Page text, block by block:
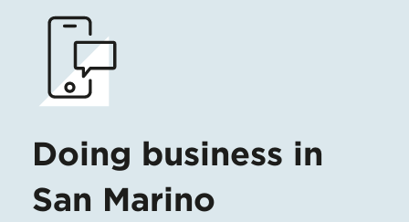
Doing business in
San Marino